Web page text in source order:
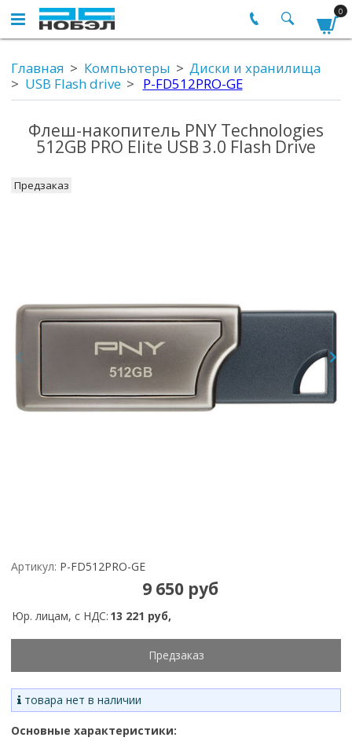
0
Главная Компьютеры
Диски и хранилища
USB Flash drive
P-FD512PRO-GE
Флеш-накопитель PNY Technologies
512GB PRO Elite USB 3.0 Flash Drive
Предзаказ
Артикул: P-FD512PRO-GE
9 650 руб
Юр. лицам, с НДС: 13 221 руб,
Предзаказ
товара нет в наличии
Основные характеристики: